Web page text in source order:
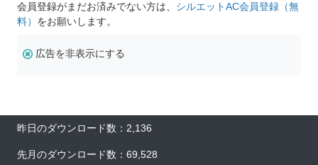
会員登録がまだお済みでない方は、 シルエットAC会員登録（無
料） をお願いします。
広告を非表示にする
昨日のダウンロード数：2,136
先月のダウンロード数：69,528